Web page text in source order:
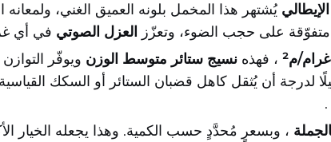
يُشتهر هذا المخمل بلونه العميق الغني،
متفوّقة على حجب الضوء، وتعزّز العزل الصوتي في أي
، فهذه نسيج ستائر متوسط الوزن ويوفّر
أن يُثقل كاهل قضبان الستائر أو السكك القياسية،
.
، وبسعرٍ مُحدَّدٍ حسب الكمية. وهذا يجعله الخيار